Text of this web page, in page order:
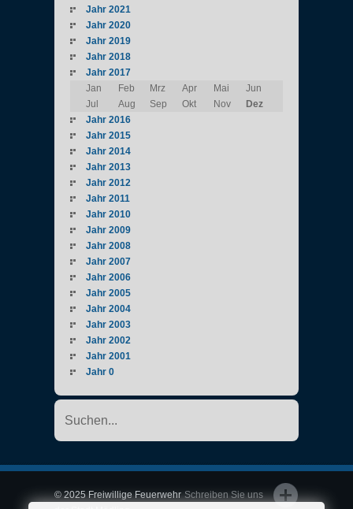
Jahr 2021
Jahr 2020
Jahr 2019
Jahr 2018
Jahr 2017
Jan
Feb Mrz Apr Mai
Jun
Jul
Aug Sep Okt Nov
Dez
Jahr 2016
Jahr 2015
Jahr 2014
Jahr 2013
Jahr 2012
Jahr 2011
Jahr 2010
Jahr 2009
Jahr 2008
Jahr 2007
Jahr 2006
Jahr 2005
Jahr 2004
Jahr 2003
Jahr 2002
Jahr 2001
Jahr 0
Schreiben Sie uns
© 2025 Freiwillige Feuerwehr